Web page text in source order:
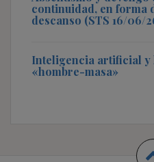
continuidad, en forma
descanso (STS 16/06/
Inteligencia artificial y
«hombre-masa»